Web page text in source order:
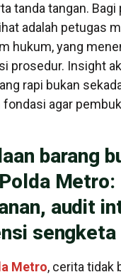
tanda tangan. Bagi
adalah petugas
hukum, yang
prosedur. Insight
rapi bukan
agar
barang
Metro:
audit
sengketa
Metro, cerita tidak